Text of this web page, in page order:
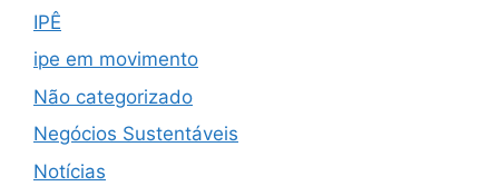
IPÊ
ipe em movimento
Não categorizado
Negócios Sustentáveis
Notícias